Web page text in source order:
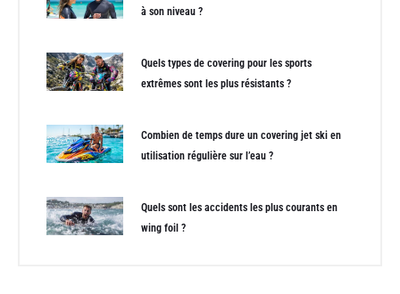
à son niveau ?
Quels types de covering pour les sports
extrêmes sont les plus résistants ?
Combien de temps dure un covering jet ski en
utilisation régulière sur l’eau ?
Quels sont les accidents les plus courants en
wing foil ?